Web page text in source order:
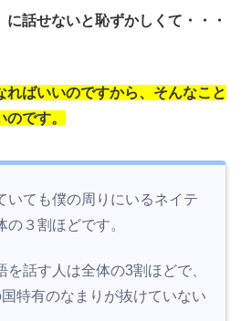
話せないと恥ずかしくて・・・
ればいいのですから、そんなこと
です。
いても僕の周りにいるネイテ
の３割ほどです。
話す人は全体の3割ほどで、
特有のなまりが抜けていない